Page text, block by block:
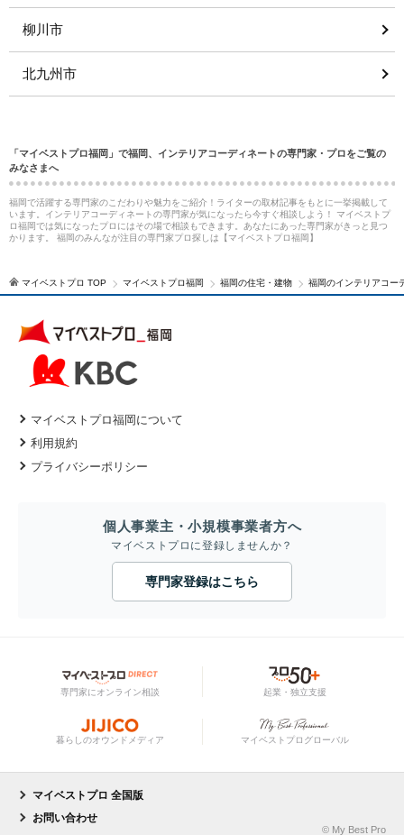
柳川市
北九州市
「マイベストプロ福岡」で福岡、インテリアコーディネートの専門家・プロをご覧の
みなさまへ
福岡で活躍する専門家のこだわりや魅力をご紹介！ライターの取材記事をもとに一挙掲載して
います。インテリアコーディネートの専門家が気になったら今すぐ相談しよう！ マイベストプ
ロ福岡では気になったプロにはその場で相談もできます。あなたにあった専門家がきっと見つ
かります。 福岡のみんなが注目の専門家プロ探しは【マイベストプロ福岡】
マイベストプロ TOP マイベストプロ福岡 福岡の住宅・建物 福岡のインテリアコー
マイベストプロ福岡について
利用規約
プライバシーポリシー
個人事業主・小規模事業者方へ
マイベストプロに登録しませんか？
専門家登録はこちら
専門家にオンライン相談 起業・独立支援
暮らしのオウンドメディア マイベストプログローバル
マイベストプロ 全国版
お問い合わせ
© My Best Pro